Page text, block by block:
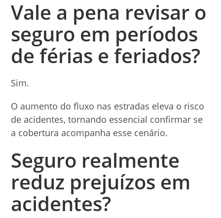
Vale a pena revisar o
seguro em períodos
de férias e feriados?
Sim.
O aumento do fluxo nas estradas eleva o risco
de acidentes, tornando essencial confirmar se
a cobertura acompanha esse cenário.
Seguro realmente
reduz prejuízos em
acidentes?